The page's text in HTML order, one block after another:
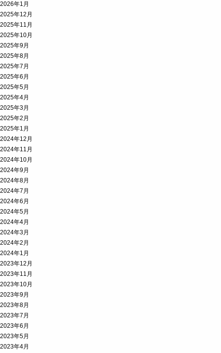
2026年1月
2025年12月
2025年11月
2025年10月
2025年9月
2025年8月
2025年7月
2025年6月
2025年5月
2025年4月
2025年3月
2025年2月
2025年1月
2024年12月
2024年11月
2024年10月
2024年9月
2024年8月
2024年7月
2024年6月
2024年5月
2024年4月
2024年3月
2024年2月
2024年1月
2023年12月
2023年11月
2023年10月
2023年9月
2023年8月
2023年7月
2023年6月
2023年5月
2023年4月